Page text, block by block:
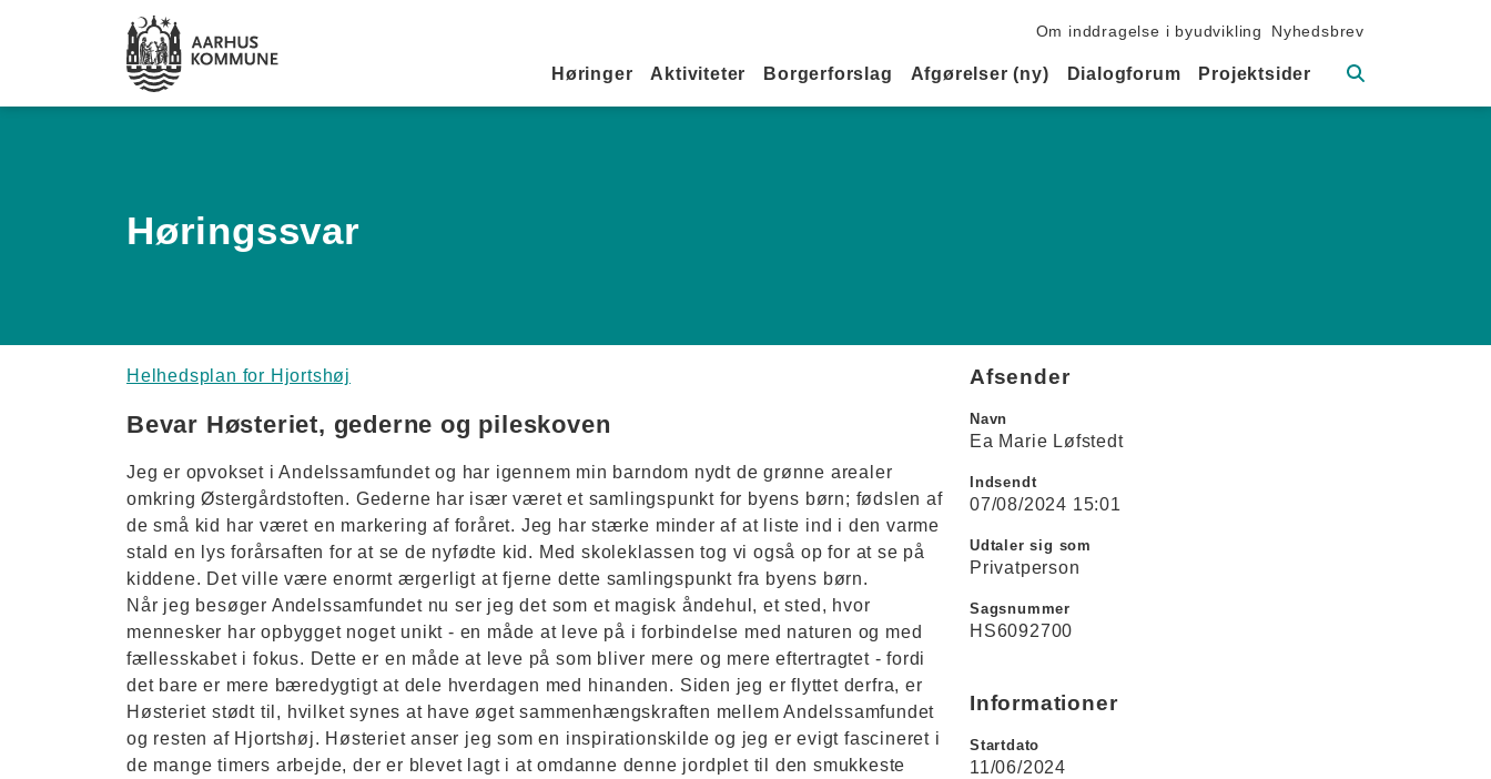
Sekundær navigation
Om inddragelse i byudvikling Nyhedsbrev
Primær navigation
Høringer Aktiviteter Borgerforslag Afgørelser (ny) Dialogforum Projektsider
Høringssvar
Helhedsplan for Hjortshøj
Bevar Høsteriet, gederne og pileskoven
Jeg er opvokset i Andelssamfundet og har igennem min barndom nydt de grønne arealer
omkring Østergårdstoften. Gederne har især været et samlingspunkt for byens børn; fødslen af
de små kid har været en markering af foråret. Jeg har stærke minder af at liste ind i den varme
stald en lys forårsaften for at se de nyfødte kid. Med skoleklassen tog vi også op for at se på
kiddene. Det ville være enormt ærgerligt at fjerne dette samlingspunkt fra byens børn.
Når jeg besøger Andelssamfundet nu ser jeg det som et magisk åndehul, et sted, hvor
mennesker har opbygget noget unikt - en måde at leve på i forbindelse med naturen og med
fællesskabet i fokus. Dette er en måde at leve på som bliver mere og mere eftertragtet - fordi
det bare er mere bæredygtigt at dele hverdagen med hinanden. Siden jeg er flyttet derfra, er
Høsteriet stødt til, hvilket synes at have øget sammenhængskraften mellem Andelssamfundet
og resten af Hjortshøj. Høsteriet anser jeg som en inspirationskilde og jeg er evigt fascineret i
de mange timers arbejde, der er blevet lagt i at omdanne denne jordplet til den smukkeste
Afsender
Navn
Ea Marie Løfstedt
Indsendt
07/08/2024 15:01
Udtaler sig som
Privatperson
Sagsnummer
HS6092700
Informationer
Startdato
11/06/2024